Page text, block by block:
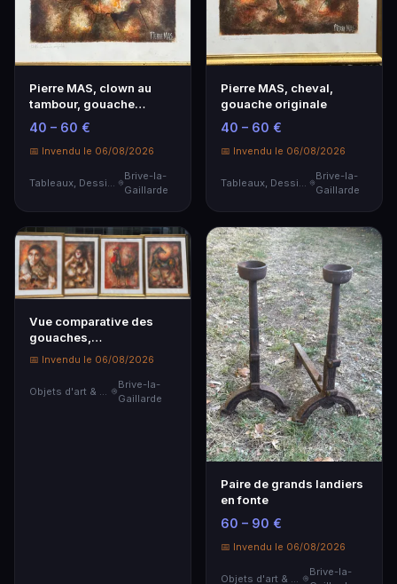
Pierre MAS, clown au
tambour, gouache
originale
40 – 60 €
📅 Invendu le 06/08/2026
Tableaux, Dessins & Estampes
Brive-la-
Gaillarde
Pierre MAS, cheval,
gouache originale
40 – 60 €
📅 Invendu le 06/08/2026
Tableaux, Dessins & Estampes
Brive-la-
Gaillarde
Vue comparative des
gouaches,
encadrements 69 x 53
📅 Invendu le 06/08/2026
Objets d'art & Curiosités
Brive-la-
Gaillarde
Paire de grands landiers
en fonte
60 – 90 €
📅 Invendu le 06/08/2026
Objets d'art & Curiosités
Brive-la-